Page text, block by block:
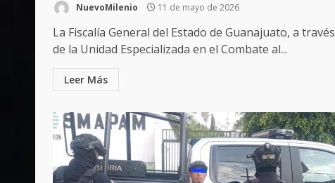
NuevoMilenio 11 de mayo de 2026
La Fiscalía General del Estado de Guanajuato, a través
de la Unidad Especializada en el Combate al...
Leer Más